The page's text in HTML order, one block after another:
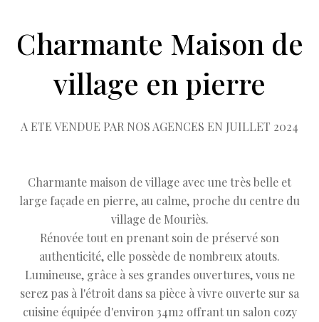
Charmante Maison de
village en pierre
A ETE VENDUE PAR NOS AGENCES EN JUILLET 2024
Charmante maison de village avec une très belle et
large façade en pierre, au calme, proche du centre du
village de Mouriès.
Rénovée tout en prenant soin de préservé son
authenticité, elle possède de nombreux atouts.
Lumineuse, grâce à ses grandes ouvertures, vous ne
serez pas à l'étroit dans sa pièce à vivre ouverte sur sa
cuisine équipée d'environ 34m2 offrant un salon cozy